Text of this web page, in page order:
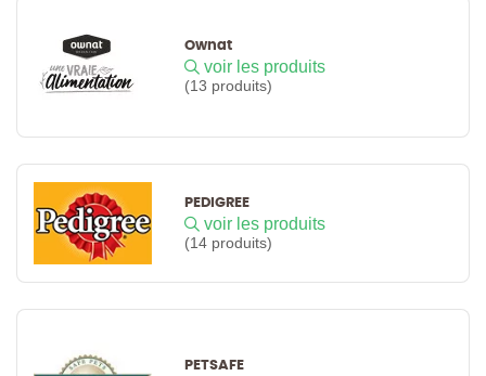
Ownat
voir les produits
(13 produits)
PEDIGREE
voir les produits
(14 produits)
PETSAFE